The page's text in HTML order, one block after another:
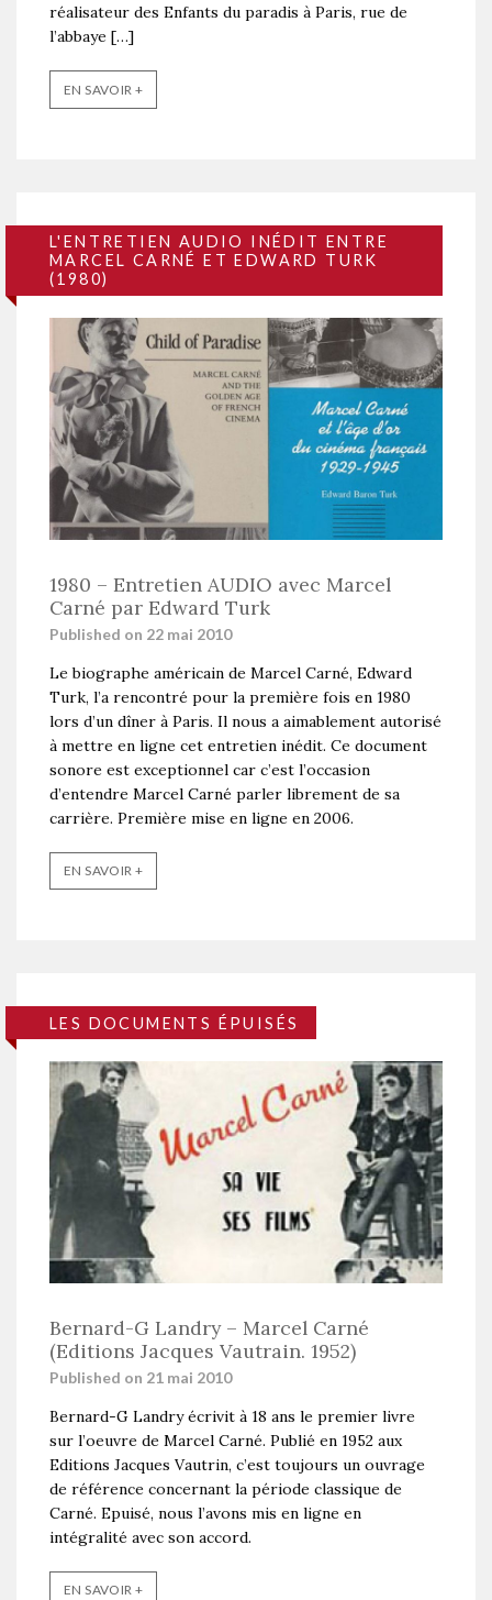
réalisateur des Enfants du paradis à Paris, rue de
l’abbaye […]
EN SAVOIR +
L'ENTRETIEN AUDIO INÉDIT ENTRE
MARCEL CARNÉ ET EDWARD TURK
(1980)
1980 – Entretien AUDIO avec Marcel
Carné par Edward Turk
Published on 22 mai 2010
Le biographe américain de Marcel Carné, Edward
Turk, l’a rencontré pour la première fois en 1980
lors d’un dîner à Paris. Il nous a aimablement autorisé
à mettre en ligne cet entretien inédit. Ce document
sonore est exceptionnel car c’est l’occasion
d’entendre Marcel Carné parler librement de sa
carrière. Première mise en ligne en 2006.
EN SAVOIR +
LES DOCUMENTS ÉPUISÉS
Bernard-G Landry – Marcel Carné
(Editions Jacques Vautrain. 1952)
Published on 21 mai 2010
Bernard-G Landry écrivit à 18 ans le premier livre
sur l’oeuvre de Marcel Carné. Publié en 1952 aux
Editions Jacques Vautrin, c’est toujours un ouvrage
de référence concernant la période classique de
Carné. Epuisé, nous l’avons mis en ligne en
intégralité avec son accord.
EN SAVOIR +